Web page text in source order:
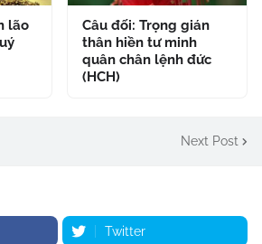
lão
Câu đối: Trọng gián
thân hiền tư minh
quân chân lệnh đức
(HCH)
Next Post
Twitter